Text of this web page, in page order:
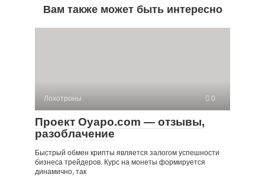
Вам также может быть интересно
Лохотроны 0
Проект Oyapo.com — отзывы,
разоблачение
Быстрый обмен крипты является залогом успешности
бизнеса трейдеров. Курс на монеты формируется
динамично, так